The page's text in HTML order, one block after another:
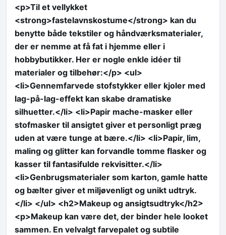
<p>Til et vellykket
<strong>fastelavnskostume</strong> kan du
benytte både tekstiler og håndværksmaterialer,
der er nemme at få fat i hjemme eller i
hobbybutikker. Her er nogle enkle idéer til
materialer og tilbehør:</p> <ul>
<li>Gennemfarvede stofstykker eller kjoler med
lag-på-lag-effekt kan skabe dramatiske
silhuetter.</li> <li>Papir mache-masker eller
stofmasker til ansigtet giver et personligt præg
uden at være tunge at bære.</li> <li>Papir, lim,
maling og glitter kan forvandle tomme flasker og
kasser til fantasifulde rekvisitter.</li>
<li>Genbrugsmaterialer som karton, gamle hatte
og bælter giver et miljøvenligt og unikt udtryk.
</li> </ul> <h2>Makeup og ansigtsudtryk</h2>
<p>Makeup kan være det, der binder hele looket
sammen. En velvalgt farvepalet og subtile